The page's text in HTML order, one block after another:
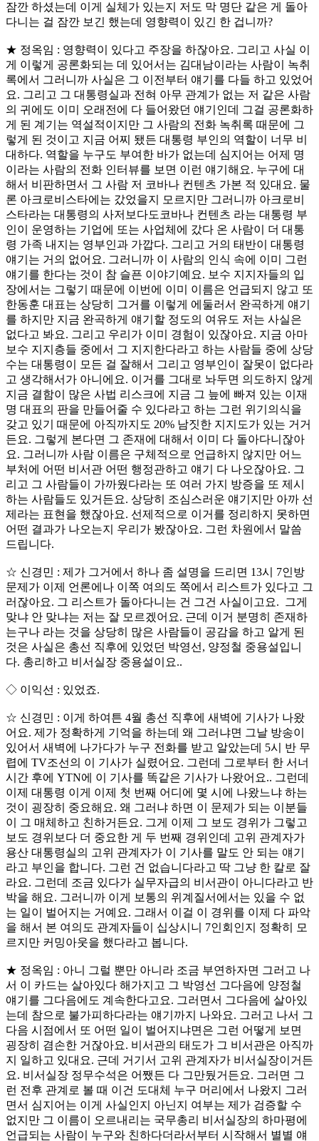
잠깐 하셨는데 이게 실체가 있는지 저도 막 명단 같은 게 돌아
다니는 걸 잠깐 보긴 했는데 영향력이 있긴 한 겁니까?
★ 정옥임 : 영향력이 있다고 주장을 하잖아요. 그리고 사실 이
게 이렇게 공론화되는 데 있어서는 김대남이라는 사람이 녹취
록에서 그러니까 사실은 그 이전부터 얘기를 다들 하고 있었어
요. 그리고 그 대통령실과 전혀 아무 관계가 없는 저 같은 사람
의 귀에도 이미 오래전에 다 들어왔던 얘기인데 그걸 공론화하
게 된 계기는 역설적이지만 그 사람의 전화 녹취록 때문에 그
렇게 된 것이고 지금 어찌 됐든 대통령 부인의 역할이 너무 비
대하다. 역할을 누구도 부여한 바가 없는데 심지어는 어제 명
이라는 사람의 전화 인터뷰를 보면 이런 얘기해요. 누구에 대
해서 비판하면서 그 사람 저 코바나 컨텐츠 가본 적 있대요. 물
론 아크로비스타에는 갔었을지 모르지만 그러니까 아크로비
스타라는 대통령의 사저보다도코바나 컨텐츠 라는 대통령 부
인이 운영하는 기업에 또는 사업체에 갔다 온 사람이 더 대통
령 가족 내지는 영부인과 가깝다. 그리고 거의 태반이 대통령
얘기는 거의 없어요. 그러니까 이 사람의 인식 속에 이미 그런
얘기를 한다는 것이 참 슬픈 이야기예요. 보수 지지자들의 입
장에서는 그렇기 때문에 이번에 이미 이름은 언급되지 않고 또
한동훈 대표는 상당히 그거를 이렇게 에둘러서 완곡하게 얘기
를 하지만 지금 완곡하게 얘기할 정도의 여유도 저는 사실은
없다고 봐요. 그리고 우리가 이미 경험이 있잖아요. 지금 아마
보수 지지층들 중에서 그 지지한다라고 하는 사람들 중에 상당
수는 대통령이 모든 걸 잘해서 그리고 영부인이 잘못이 없다라
고 생각해서가 아니에요. 이거를 그대로 놔두면 의도하지 않게
지금 결함이 많은 사법 리스크에 지금 그 늪에 빠져 있는 이재
명 대표의 판을 만들어줄 수 있다라고 하는 그런 위기의식을
갖고 있기 때문에 아직까지도 20% 남짓한 지지도가 있는 거거
든요. 그렇게 본다면 그 존재에 대해서 이미 다 돌아다니잖아
요. 그러니까 사람 이름은 구체적으로 언급하지 않지만 어느
부처에 어떤 비서관 어떤 행정관하고 얘기 다 나오잖아요. 그
리고 그 사람들이 가까웠다라는 또 여러 가지 방증을 또 제시
하는 사람들도 있거든요. 상당히 조심스러운 얘기지만 아까 선
제라는 표현을 했잖아요. 선제적으로 이거를 정리하지 못하면
어떤 결과가 나오는지 우리가 봤잖아요. 그런 차원에서 말씀
드립니다.
☆ 신경민 : 제가 그거에서 하나 좀 설명을 드리면 13시 7인방
문제가 이제 언론에나 이쪽 여의도 쪽에서 리스트가 있다고 그
러잖아요. 그 리스트가 돌아다니는 건 그건 사실이고요. 그게
맞냐 안 맞냐는 저는 잘 모르겠어요. 근데 이거 분명히 존재하
는구나 라는 것을 상당히 많은 사람들이 공감을 하고 알게 된
것은 사실은 총선 직후에 있었던 박영선, 양정철 중용설입니
다. 총리하고 비서실장 중용설이요..
◇ 이익선 : 있었죠.
☆ 신경민 : 이게 하여튼 4월 총선 직후에 새벽에 기사가 나왔
어요. 제가 정확하게 기억을 하는데 왜 그러냐면 그날 방송이
있어서 새벽에 나가다가 누구 전화를 받고 알았는데 5시 반 무
렵에 TV조선의 이 기사가 실렸어요. 그런데 그로부터 한 서너
시간 후에 YTN에 이 기사를 똑같은 기사가 나왔어요.. 그런데
이제 대통령 이게 이제 첫 번째 어디에 몇 시에 나왔느냐 하는
것이 굉장히 중요해요. 왜 그러냐 하면 이 문제가 되는 이분들
이 그 매체하고 친하거든요. 그게 이제 그 보도 경위가 그렇고
보도 경위보다 더 중요한 게 두 번째 경위인데 고위 관계자가
용산 대통령실의 고위 관계자가 이 기사를 말도 안 되는 얘기
라고 부인을 합니다. 그런 건 없습니다라고 딱 그냥 한 칼로 잘
라요. 그런데 조금 있다가 실무자급의 비서관이 아니다라고 반
박을 해요. 그러니까 이게 보통의 위계질서에서는 있을 수 없
는 일이 벌어지는 거예요. 그래서 이걸 이 경위를 이제 다 파악
을 해서 본 여의도 관계자들이 십상시니 7인회인지 정확히 모
르지만 커밍아웃을 했다라고 봅니다.
★ 정옥임 : 아니 그럴 뿐만 아니라 조금 부연하자면 그러고 나
서 이 카드는 살아있다 해가지고 그 박영선 그다음에 양정철
얘기를 그다음에도 계속한다고요. 그러면서 그다음에 살아있
는데 참으로 불가피하다라는 얘기까지 나와요. 그러고 나서 그
다음 시점에서 또 어떤 일이 벌어지냐면은 그런 어떻게 보면
굉장히 겸손한 거잖아요. 비서관의 태도가 그 비서관은 아직까
지 일하고 있대요. 근데 거기서 고위 관계자가 비서실장이거든
요. 비서실장 정무수석은 어쨌든 다 그만뒀거든요. 그러면 그
런 전후 관계로 볼 때 이건 도대체 누구 머리에서 나왔지 그러
면서 심지어는 이게 사실인지 아닌지 여부는 제가 검증할 수
없지만 그 이름이 오르내리는 국무총리 비서실장의 하마평에
언급되는 사람이 누구와 친하다더라서부터 시작해서 별별 얘